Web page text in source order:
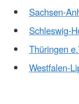
Sachsen-
Schleswig-
Thüringen
Westfalen-